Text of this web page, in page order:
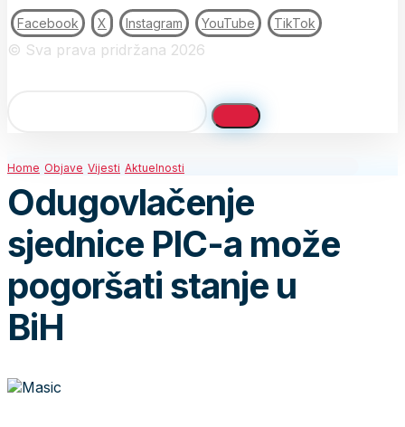
Facebook X Instagram YouTube TikTok
© Sva prava pridržana 2026
Home Objave Vijesti Aktuelnosti
Odugovlačenje
sjednice PIC-a može
pogoršati stanje u
BiH